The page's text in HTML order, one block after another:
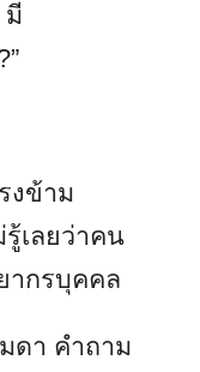
มี
งข้าม
เลยว่าคน
ากรบุคคล
ดา คำถาม